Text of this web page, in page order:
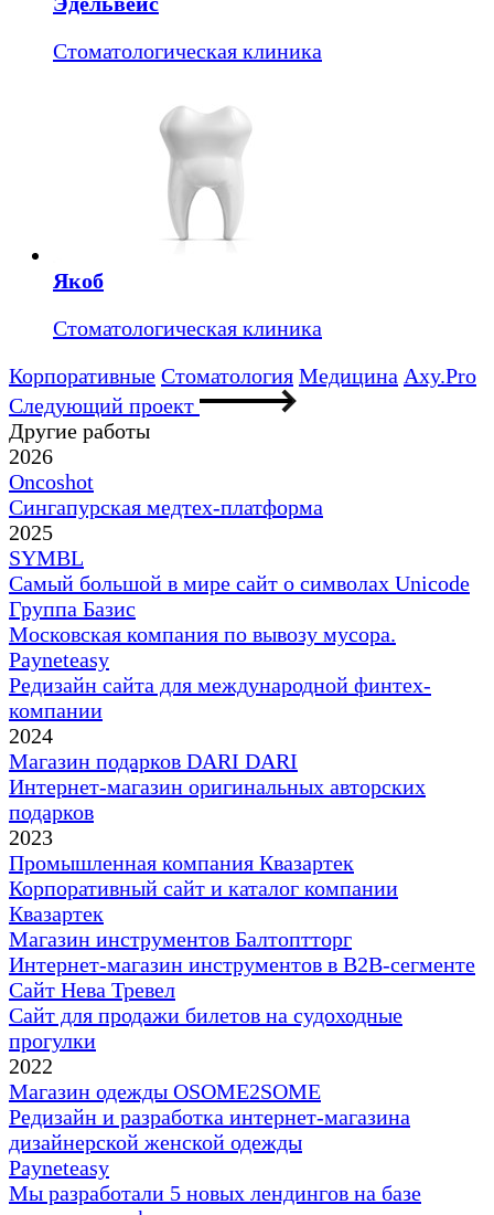
Стоматологическая клиника
Якоб
Стоматологическая клиника
Корпоративные Стоматология Медицина Axy.Pro
Следующий проект
Другие работы
2026
Oncoshot
Сингапурская медтех-платформа
2025
SYMBL
Самый большой в мире сайт о символах Unicode
Группа Базис
Московская компания по вывозу мусора.
Payneteasy
Редизайн сайта для международной финтех-
компании
2024
Магазин подарков DARI DARI
Интернет-магазин оригинальных авторских
подарков
2023
Промышленная компания Квазартек
Корпоративный сайт и каталог компании
Квазартек
Магазин инструментов Балтоптторг
Интернет-магазин инструментов в B2B-сегменте
Сайт Нева Тревел
Cайт для продажи билетов на судоходные
прогулки
2022
Магазин одежды OSOME2SOME
Редизайн и разработка интернет-магазина
дизайнерской женской одежды
Payneteasy
Мы разработали 5 новых лендингов на базе